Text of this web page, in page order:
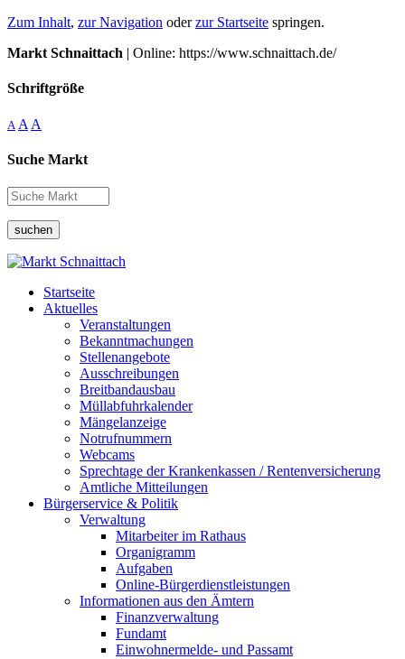
Zum Inhalt, zur Navigation oderzur Startseite springen.
Markt Schnaittach | Online: https://www.schnaittach.de/
Schriftgröße
A A A
Suche Markt
suchen
Startseite
Aktuelles
Veranstaltungen
Bekanntmachungen
Stellenangebote
Ausschreibungen
Breitbandausbau
Müllabfuhrkalender
Mängelanzeige
Notrufnummern
Webcams
Sprechtage der Krankenkassen / Rentenversicherung
Amtliche Mitteilungen
Bürgerservice & Politik
Verwaltung
Mitarbeiter im Rathaus
Organigramm
Aufgaben
Online-Bürgerdienstleistungen
Informationen aus den Ämtern
Finanzverwaltung
Fundamt
Einwohnermelde- und Passamt